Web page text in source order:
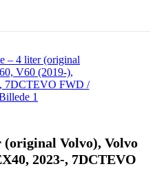
Volvo), Volvo
2023-, 7DCTEVO